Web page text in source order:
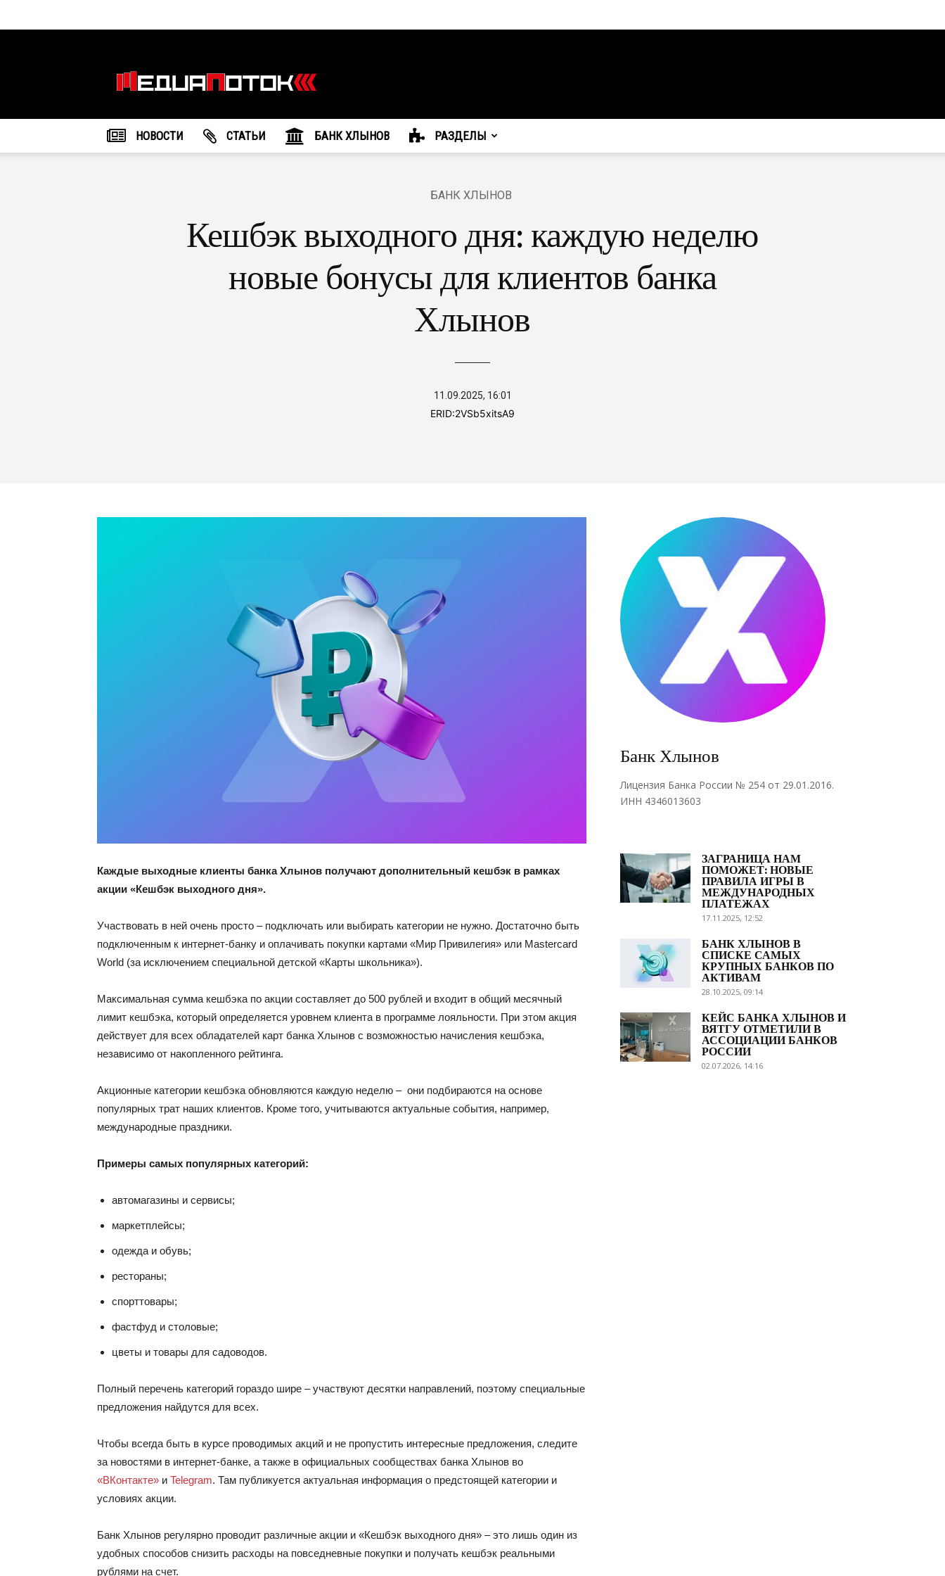
агентство
"МедиаПоток"
НОВОСТИ CТАТЬИ БАНК ХЛЫНОВ РАЗДЕЛЫ
БАНК ХЛЫНОВ
Кешбэк выходного дня: каждую неделю
новые бонусы для клиентов банка
Хлынов
11.09.2025, 16:01
ERID:2VSb5xitsA9
Каждые выходные клиенты банка Хлынов получают дополнительный кешбэк в рамках
акции «Кешбэк выходного дня».
Участвовать в ней очень просто – подключать или выбирать категории не нужно. Достаточно быть
подключенным к интернет-банку и оплачивать покупки картами «Мир Привилегия» или Mastercard
World (за исключением специальной детской «Карты школьника»).
Максимальная сумма кешбэка по акции составляет до 500 рублей и входит в общий месячный
лимит кешбэка, который определяется уровнем клиента в программе лояльности. При этом акция
действует для всех обладателей карт банка Хлынов с возможностью начисления кешбэка,
независимо от накопленного рейтинга.
Акционные категории кешбэка обновляются каждую неделю – они подбираются на основе
популярных трат наших клиентов. Кроме того, учитываются актуальные события, например,
международные праздники.
Примеры самых популярных категорий:
автомагазины и сервисы;
маркетплейсы;
одежда и обувь;
рестораны;
спорттовары;
фастфуд и столовые;
цветы и товары для садоводов.
Полный перечень категорий гораздо шире – участвуют десятки направлений, поэтому специальные
предложения найдутся для всех.
Чтобы всегда быть в курсе проводимых акций и не пропустить интересные предложения, следите
за новостями в интернет-банке, а также в официальных сообществах банка Хлынов во
«ВКонтакте» и Telegram. Там публикуется актуальная информация о предстоящей категории и
условиях акции.
Банк Хлынов регулярно проводит различные акции и «Кешбэк выходного дня» – это лишь один из
удобных способов снизить расходы на повседневные покупки и получать кешбэк реальными
рублями на счет.
Банк Хлынов
Лицензия Банка России № 254 от 29.01.2016.
ИНН 4346013603
ЗАГРАНИЦА НАМ
ПОМОЖЕТ: НОВЫЕ
ПРАВИЛА ИГРЫ В
МЕЖДУНАРОДНЫХ
ПЛАТЕЖАХ
17.11.2025, 12:52
БАНК ХЛЫНОВ В
СПИСКЕ САМЫХ
КРУПНЫХ БАНКОВ ПО
АКТИВАМ
28.10.2025, 09:14
КЕЙС БАНКА ХЛЫНОВ И
ВЯТГУ ОТМЕТИЛИ В
АССОЦИАЦИИ БАНКОВ
РОССИИ
02.07.2026, 14:16